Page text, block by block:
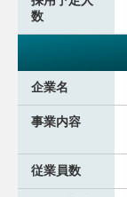
数
企業名
事業内容
従業員数